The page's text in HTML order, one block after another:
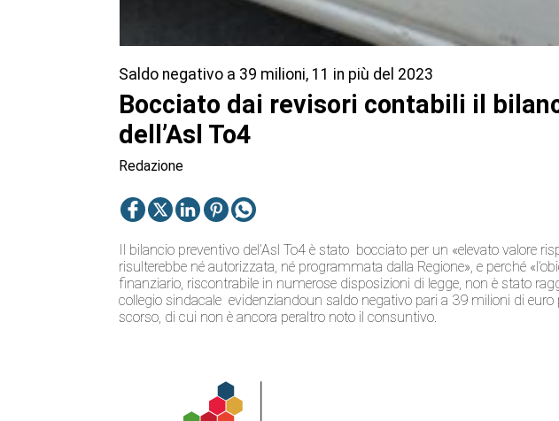
Saldo negativo a 39 milioni, 11 in più del 2023
Bocciato dai revisori contabili il
dell’Asl To4
Redazione
Il bilancio preventivo del’Asl To4 è stato bocciato per un «elevato valore
risulterebbe né autorizzata, né programmata dalla Regione», e perché
finanziario, riscontrabile in numerose disposizioni di legge, non è stato
collegio sindacale evidenziandoun saldo negativo pari a 39 milioni di euro
scorso, di cui non è ancora peraltro noto il consuntivo.